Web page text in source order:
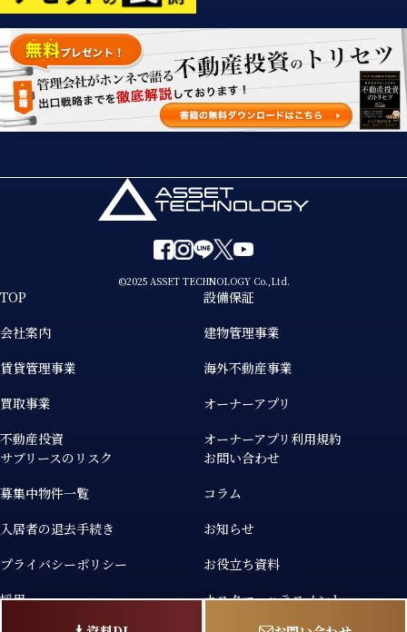
©2025 ASSET TECHNOLOGY Co.,Ltd.
TOP
会社案内
賃貸管理事業
買取事業
不動産投資
設備保証
建物管理事業
海外不動産事業
オーナーアプリ
オーナーアプリ利用規約
サブリースのリスク
募集中物件一覧
入居者の退去手続き
プライバシーポリシー
採用
お問い合わせ
コラム
お知らせ
お役立ち資料
カスタマーハラスメント